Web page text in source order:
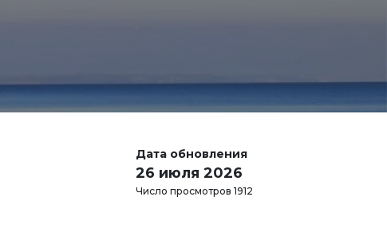
Дата обновления
26 июля 2026
Число просмотров 1912